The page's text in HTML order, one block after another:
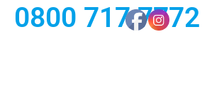
0800 717 7772